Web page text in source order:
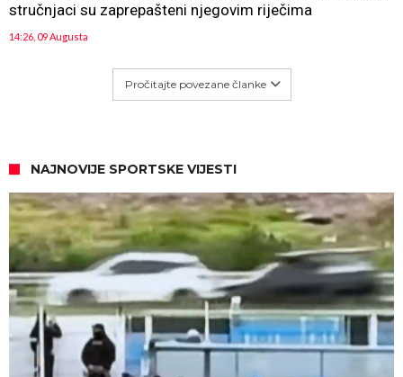
stručnjaci su zaprepašteni njegovim riječima
14:26, 09 Augusta
Pročitajte povezane članke
NAJNOVIJE SPORTSKE VIJESTI